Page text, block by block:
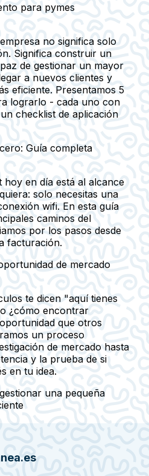
para pymes
no significa solo
Significa construir un
de gestionar un mayor
a nuevos clientes y
eficiente. Presentamos 5
lograrlo - cada uno con
checklist de aplicación
Guía completa
hoy en día está al alcance
solo necesitas una
wifi. En esta guía
caminos del
por los pasos desde
facturación.
de mercado
te dicen "aquí tienes
¿cómo encontrar
que otros
un proceso
de mercado hasta
y la prueba de si
en tu idea.
una pequeña